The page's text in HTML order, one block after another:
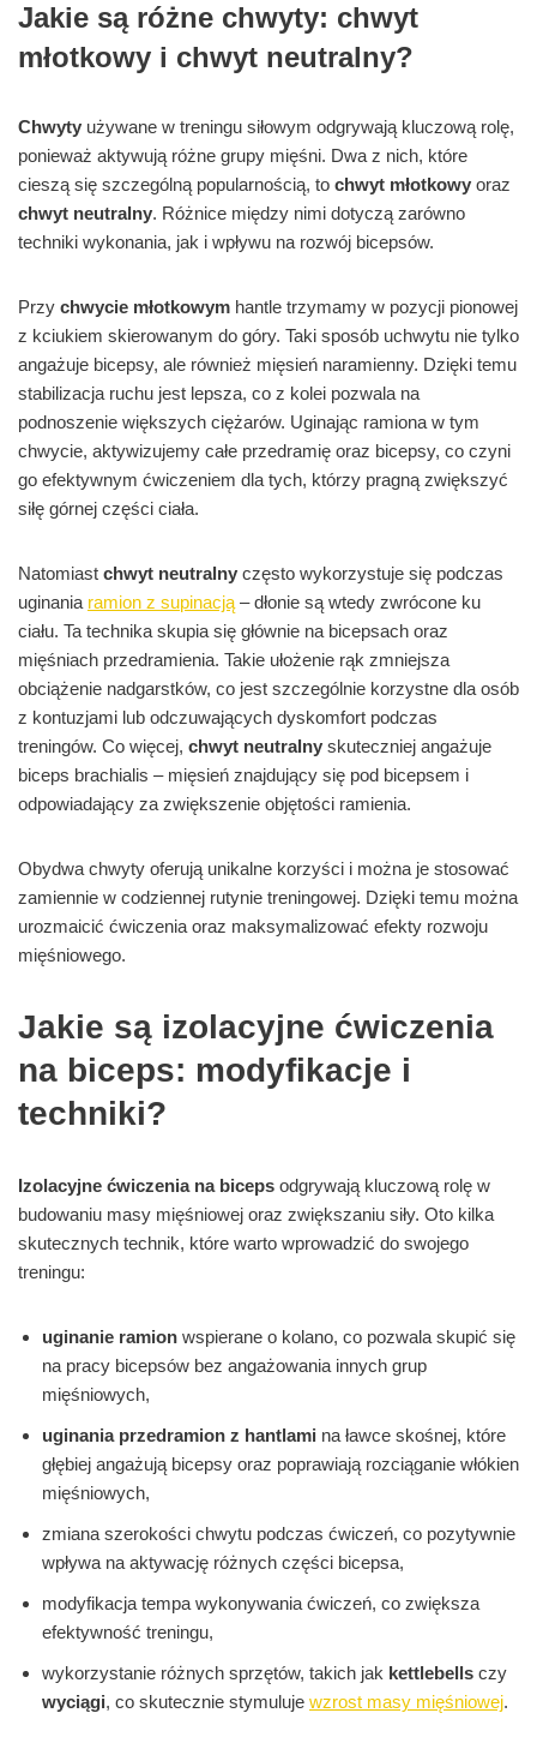
Jakie są różne chwyty: chwyt
młotkowy i chwyt neutralny?
Chwyty używane w treningu siłowym odgrywają kluczową rolę,
ponieważ aktywują różne grupy mięśni. Dwa z nich, które
cieszą się szczególną popularnością, to chwyt młotkowy oraz
chwyt neutralny. Różnice między nimi dotyczą zarówno
techniki wykonania, jak i wpływu na rozwój bicepsów.
Przy chwycie młotkowym hantle trzymamy w pozycji pionowej
z kciukiem skierowanym do góry. Taki sposób uchwytu nie tylko
angażuje bicepsy, ale również mięsień naramienny. Dzięki temu
stabilizacja ruchu jest lepsza, co z kolei pozwala na
podnoszenie większych ciężarów. Uginając ramiona w tym
chwycie, aktywizujemy całe przedramię oraz bicepsy, co czyni
go efektywnym ćwiczeniem dla tych, którzy pragną zwiększyć
siłę górnej części ciała.
Natomiast chwyt neutralny często wykorzystuje się podczas
uginania ramion z supinacją – dłonie są wtedy zwrócone ku
ciału. Ta technika skupia się głównie na bicepsach oraz
mięśniach przedramienia. Takie ułożenie rąk zmniejsza
obciążenie nadgarstków, co jest szczególnie korzystne dla osób
z kontuzjami lub odczuwających dyskomfort podczas
treningów. Co więcej, chwyt neutralny skuteczniej angażuje
biceps brachialis – mięsień znajdujący się pod bicepsem i
odpowiadający za zwiększenie objętości ramienia.
Obydwa chwyty oferują unikalne korzyści i można je stosować
zamiennie w codziennej rutynie treningowej. Dzięki temu można
urozmaicić ćwiczenia oraz maksymalizować efekty rozwoju
mięśniowego.
Jakie są izolacyjne ćwiczenia
na biceps: modyfikacje i
techniki?
Izolacyjne ćwiczenia na biceps odgrywają kluczową rolę w
budowaniu masy mięśniowej oraz zwiększaniu siły. Oto kilka
skutecznych technik, które warto wprowadzić do swojego
treningu:
uginanie ramion wspierane o kolano, co pozwala skupić się
na pracy bicepsów bez angażowania innych grup
mięśniowych,
uginania przedramion z hantlami na ławce skośnej, które
głębiej angażują bicepsy oraz poprawiają rozciąganie włókien
mięśniowych,
zmiana szerokości chwytu podczas ćwiczeń, co pozytywnie
wpływa na aktywację różnych części bicepsa,
modyfikacja tempa wykonywania ćwiczeń, co zwiększa
efektywność treningu,
wykorzystanie różnych sprzętów, takich jak kettlebells czy
wyciągi, co skutecznie stymuluje wzrost masy mięśniowej.